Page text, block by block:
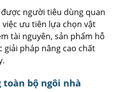
người tiêu dùng quan
ưu tiên lựa chọn vật
tài nguyên, sản phẩm hỗ
pháp nâng cao chất
bộ ngôi nhà